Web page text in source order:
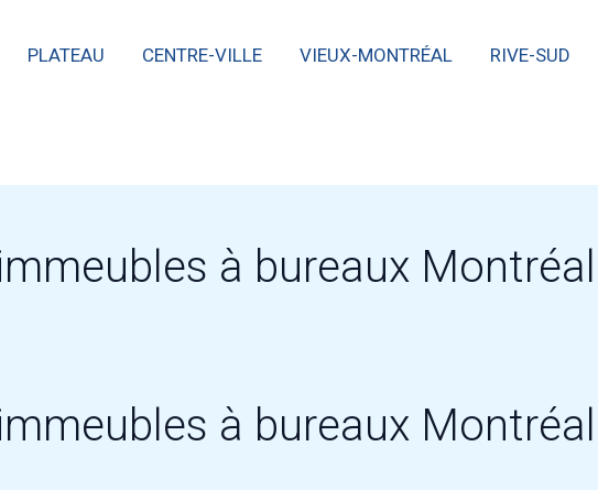
PLATEAU CENTRE-VILLE VIEUX-MONTRÉAL RIVE-SUD
à bureaux Montréal
à bureaux Montréal